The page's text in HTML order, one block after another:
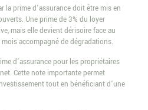
la prime d’assurance doit être mis en
Une prime de 3% du loyer
mais elle devient dérisoire face au
accompagné de dégradations.
d’assurance pour les propriétaires
Cette note importante permet
tout en bénéficiant d’une